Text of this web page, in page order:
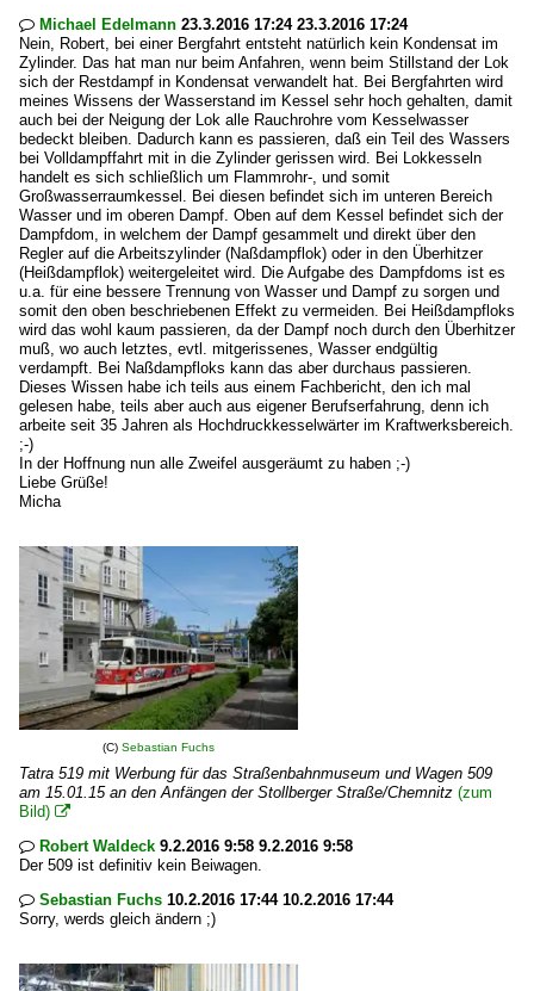
 Michael Edelmann 23.3.2016 17:24 23.3.2016 17:24
Nein, Robert, bei einer Bergfahrt entsteht natürlich kein Kondensat im
Zylinder. Das hat man nur beim Anfahren, wenn beim Stillstand der Lok
sich der Restdampf in Kondensat verwandelt hat. Bei Bergfahrten wird
meines Wissens der Wasserstand im Kessel sehr hoch gehalten, damit
auch bei der Neigung der Lok alle Rauchrohre vom Kesselwasser
bedeckt bleiben. Dadurch kann es passieren, daß ein Teil des Wassers
bei Volldampffahrt mit in die Zylinder gerissen wird. Bei Lokkesseln
handelt es sich schließlich um Flammrohr-, und somit
Großwasserraumkessel. Bei diesen befindet sich im unteren Bereich
Wasser und im oberen Dampf. Oben auf dem Kessel befindet sich der
Dampfdom, in welchem der Dampf gesammelt und direkt über den
Regler auf die Arbeitszylinder (Naßdampflok) oder in den Überhitzer
(Heißdampflok) weitergeleitet wird. Die Aufgabe des Dampfdoms ist es
u.a. für eine bessere Trennung von Wasser und Dampf zu sorgen und
somit den oben beschriebenen Effekt zu vermeiden. Bei Heißdampfloks
wird das wohl kaum passieren, da der Dampf noch durch den Überhitzer
muß, wo auch letztes, evtl. mitgerissenes, Wasser endgültig
verdampft. Bei Naßdampfloks kann das aber durchaus passieren.
Dieses Wissen habe ich teils aus einem Fachbericht, den ich mal
gelesen habe, teils aber auch aus eigener Berufserfahrung, denn ich
arbeite seit 35 Jahren als Hochdruckkesselwärter im Kraftwerksbereich.
;-)
In der Hoffnung nun alle Zweifel ausgeräumt zu haben ;-)
Liebe Grüße!
Micha
(C) Sebastian Fuchs
Tatra 519 mit Werbung für das Straßenbahnmuseum und Wagen 509
am 15.01.15 an den Anfängen der Stollberger Straße/Chemnitz (zum
Bild) 
 Robert Waldeck 9.2.2016 9:58 9.2.2016 9:58
Der 509 ist definitiv kein Beiwagen.
 Sebastian Fuchs 10.2.2016 17:44 10.2.2016 17:44
Sorry, werds gleich ändern ;)